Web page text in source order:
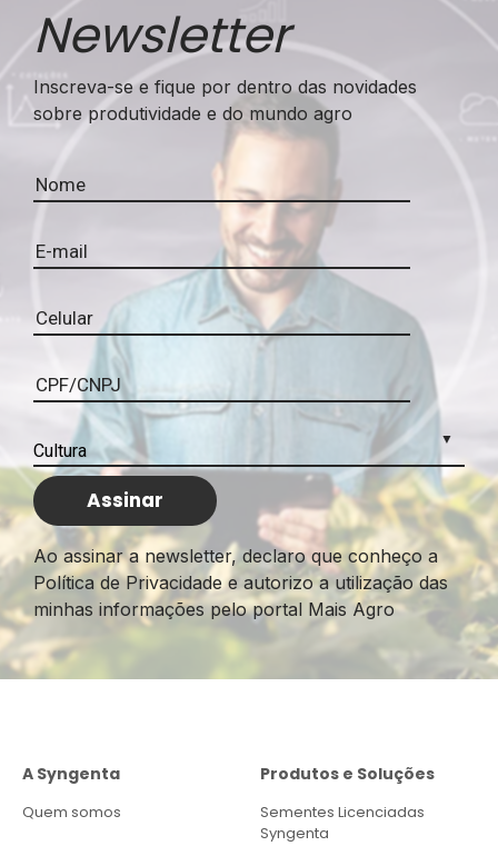
Newsletter
Inscreva-se e fique por dentro das novidades
sobre produtividade e do mundo agro
Ao assinar a newsletter, declaro que conheço a
Política de Privacidade e autorizo a utilização das
minhas informações pelo portal Mais Agro
A Syngenta
Quem somos
Produtos e Soluções
Sementes Licenciadas
Syngenta